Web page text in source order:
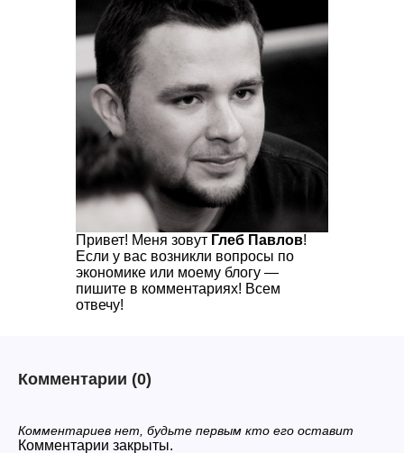
Привет! Меня зовут Глеб Павлов!
Если у вас возникли вопросы по
экономике или моему блогу —
пишите в комментариях! Всем
отвечу!
Комментарии (0)
Комментариев нет, будьте первым кто его оставит
Комментарии закрыты.